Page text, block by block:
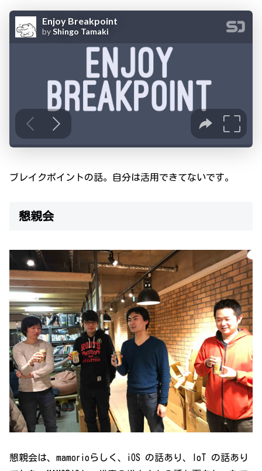
ブレイクポイントの話。自分は活用できてないです。
懇親会
懇親会は、mamorioらしく、iOS の話あり、IoT の話あり